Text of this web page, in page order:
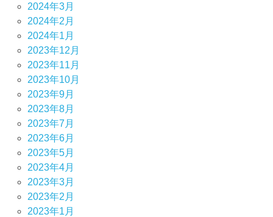
2024年3月
2024年2月
2024年1月
2023年12月
2023年11月
2023年10月
2023年9月
2023年8月
2023年7月
2023年6月
2023年5月
2023年4月
2023年3月
2023年2月
2023年1月